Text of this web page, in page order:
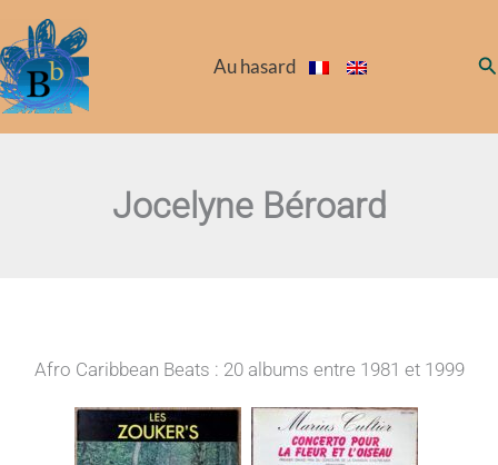
au
contenu
Au hasard
Jocelyne Béroard
Afro Caribbean Beats : 20 albums entre 1981 et 1999